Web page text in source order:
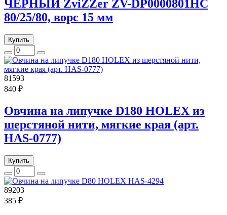
ЧЕРНЫЙ ZviZZer ZV-DP0000801HC
80/25/80, ворс 15 мм
Купить
81593
840 ₽
Овчина на липучке D180 HOLEX из
шерстяной нити, мягкие края (арт.
HAS-0777)
Купить
89203
385 ₽